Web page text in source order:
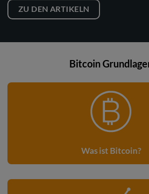
ZU DEN ARTIKELN
Bitcoin
Was ist Bitcoin?